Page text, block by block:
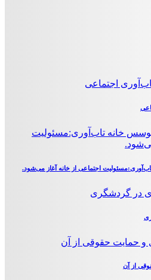
اجتماعی از خانه آغاز می‌شود.
از آن